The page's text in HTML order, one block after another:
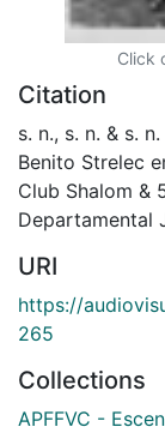
Click
Citation
s. n., s. n. & s.
Benito Strelec
Club Shalom &
Departamental
URI
https://
265
Collections
APFFVC -